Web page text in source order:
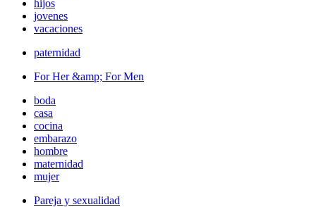
hijos
jovenes
vacaciones
paternidad
For Her &amp; For Men
boda
casa
cocina
embarazo
hombre
maternidad
mujer
Pareja y sexualidad